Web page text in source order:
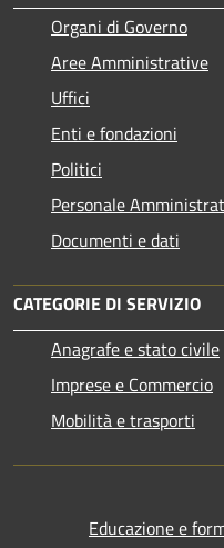
Organi di Governo
Aree Amministrative
Uffici
Enti e fondazioni
Politici
Personale
Documenti e dati
CATEGORIE DI SERVIZIO
Anagrafe e stato civile
Imprese e Commercio
Mobilità e trasporti
Educazione e